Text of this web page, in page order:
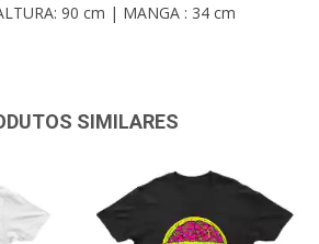
90 cm | MANGA : 34 cm
SIMILARES